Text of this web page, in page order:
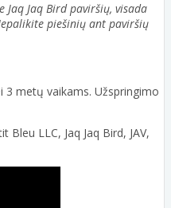
Jaq Jaq Bird paviršių, visada
piešinių ant paviršių
3 metų vaikams. Užspringimo
LLC, Jaq Jaq Bird, JAV,